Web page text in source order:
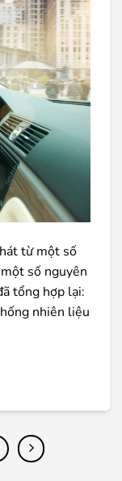
từ một số
số nguyên
tổng hợp lại:
nhiên liệu